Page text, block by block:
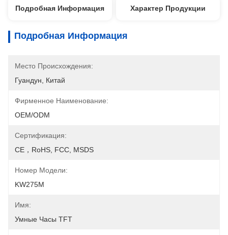
Подробная Информация Характер Продукции
Подробная Информация
Место Происхождения:
Гуандун, Китай
Фирменное Наименование:
OEM/ODM
Сертификация:
CE，RoHS, FCC, MSDS
Номер Модели:
KW275M
Имя:
Умные Часы TFT